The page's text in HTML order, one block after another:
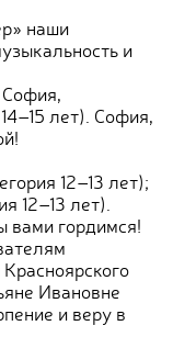
наши
и
София,
лет). София,
12–13 лет);
12–13 лет).
гордимся!
Ивановне
и веру в